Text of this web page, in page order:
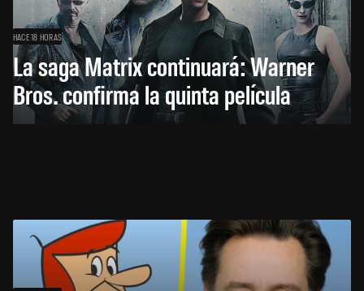
HACE 18 HORAS
La saga Matrix continuará: Warner
Bros. confirma la quinta película